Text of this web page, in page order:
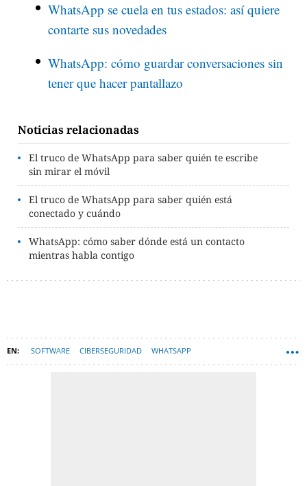
WhatsApp se cuela en tus estados: así quiere
contarte sus novedades
WhatsApp: cómo guardar conversaciones sin
tener que hacer pantallazo
Noticias relacionadas
El truco de WhatsApp para saber quién te escribe
sin mirar el móvil
El truco de WhatsApp para saber quién está
conectado y cuándo
WhatsApp: cómo saber dónde está un contacto
mientras habla contigo
SOFTWARE CIBERSEGURIDAD WHATSAPP